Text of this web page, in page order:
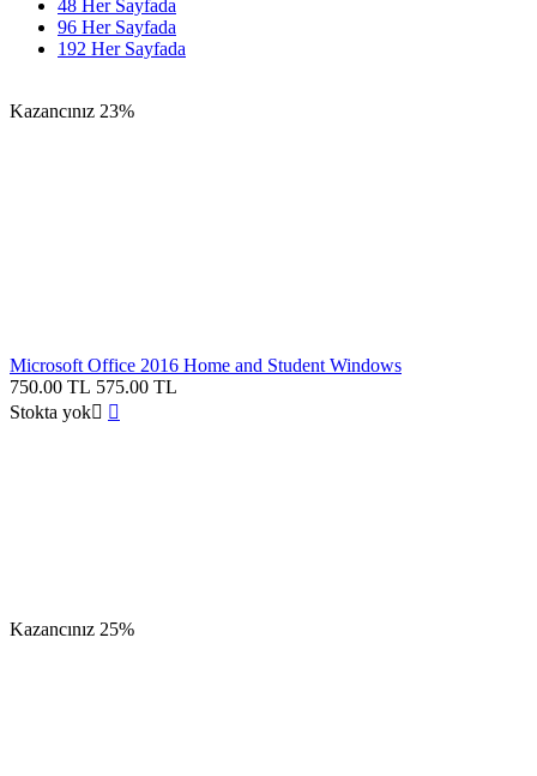
48 Her Sayfada
96 Her Sayfada
192 Her Sayfada
Kazancınız 23%
Microsoft Office 2016 Home and Student Windows
750.00 TL 575.00 TL
Stokta yok 
Kazancınız 25%